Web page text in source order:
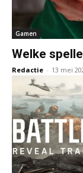
Gamen
Welke
Redactie - 13 mei